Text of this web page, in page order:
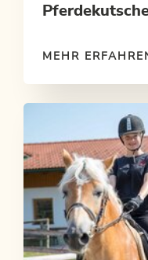
MEHR